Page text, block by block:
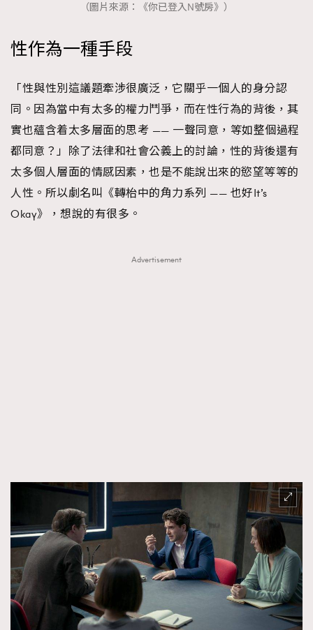
（圖片來源：《你已登入N號房》）
性作為一種手段
「性與性別這議題牽涉很廣泛，它關乎一個人的身分認
同。因為當中有太多的權力鬥爭，而在性行為的背後，其
實也蘊含着太多層面的思考 —— 一聲同意，等如整個過程
都同意？」除了法律和社會公義上的討論，性的背後還有
太多個人層面的情感因素，也是不能說出來的慾望等等的
人性。所以劇名叫《轉枱中的角力系列 —— 也好It’s
Okay》，想說的有很多。
Advertisement